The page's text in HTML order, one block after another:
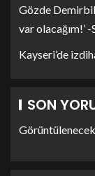
Gözde
var olacağım!’
Kayseri’de
SON